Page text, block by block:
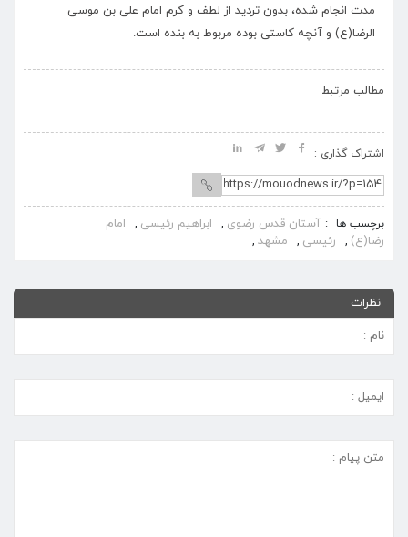
مدت انجام شده، بدون تردید از لطف و کرم امام علی بن موسی
الرضا(ع) و آنچه کاستی بوده مربوط به بنده است.
مطالب مرتبط
اشتراک گذاری :
برچسب ها آستان قدس رضوی ابراهیم رئیسی
امام
رضا(ع)
رئیسی مشهد
نظرات